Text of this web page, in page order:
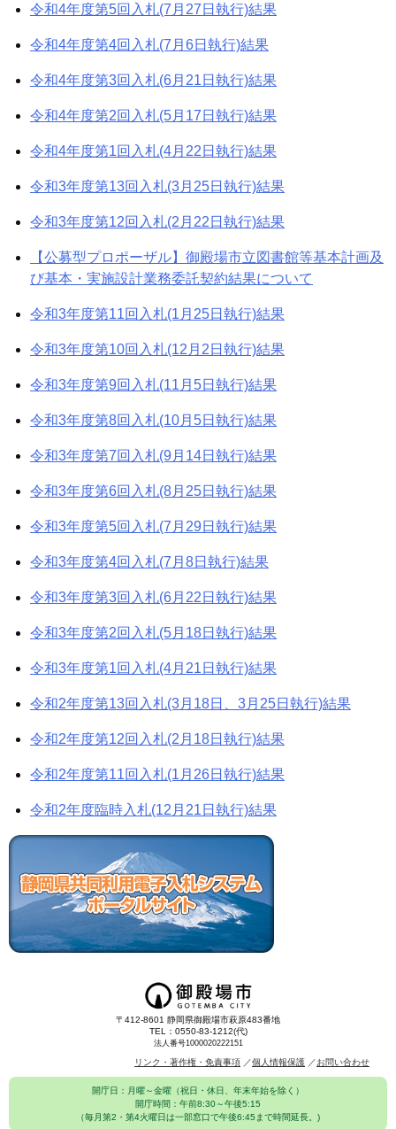
令和4年度第5回入札(7月27日執行)結果
令和4年度第4回入札(7月6日執行)結果
令和4年度第3回入札(6月21日執行)結果
令和4年度第2回入札(5月17日執行)結果
令和4年度第1回入札(4月22日執行)結果
令和3年度第13回入札(3月25日執行)結果
令和3年度第12回入札(2月22日執行)結果
【公募型プロポーザル】御殿場市立図書館等基本計画及
び基本・実施設計業務委託契約結果について
令和3年度第11回入札(1月25日執行)結果
令和3年度第10回入札(12月2日執行)結果
令和3年度第9回入札(11月5日執行)結果
令和3年度第8回入札(10月5日執行)結果
令和3年度第7回入札(9月14日執行)結果
令和3年度第6回入札(8月25日執行)結果
令和3年度第5回入札(7月29日執行)結果
令和3年度第4回入札(7月8日執行)結果
令和3年度第3回入札(6月22日執行)結果
令和3年度第2回入札(5月18日執行)結果
令和3年度第1回入札(4月21日執行)結果
令和2年度第13回入札(3月18日、3月25日執行)結果
令和2年度第12回入札(2月18日執行)結果
令和2年度第11回入札(1月26日執行)結果
令和2年度臨時入札(12月21日執行)結果
〒412-8601 静岡県御殿場市萩原483番地
TEL：0550-83-1212(代)
法人番号1000020222151
リンク・著作権・免責事項 個人情報保護 お問い合わせ
開庁日：月曜～金曜（祝日・休日、年末年始を除く）
開庁時間：午前8:30～午後5:15
（毎月第2・第4火曜日は一部窓口で午後6:45まで時間延長。)